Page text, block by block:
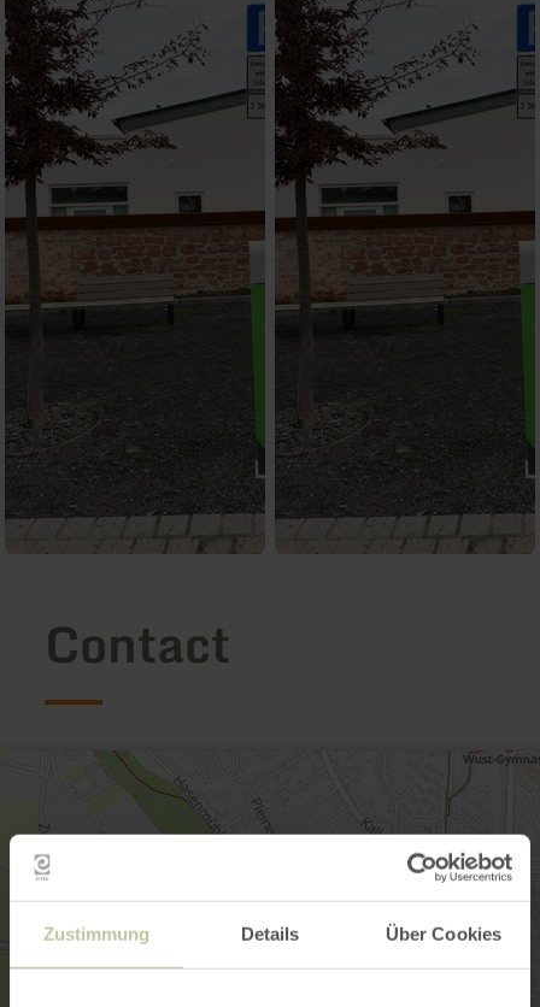
Zustimmung Details Über Cookies
Contact